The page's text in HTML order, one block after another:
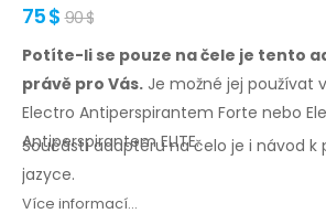
75 $ 90 $
Potíte-li se pouze na čele je tento
právě pro Vás. Je možné jej používat
Electro Antiperspirantem Forte nebo
Antiperspirantem ELITE.
Součástí adaptéruna čelo je i návod k
jazyce.
Více informací...